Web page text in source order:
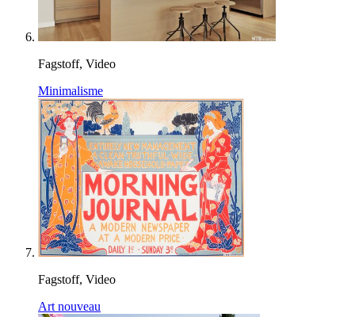
Fagstoff, Video
Minimalisme
Fagstoff, Video
Art nouveau